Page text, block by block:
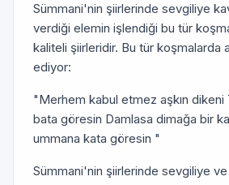
Sümmani'nin şiirlerinde sevgiliye
verdiği elemin işlendiği bu tür
kaliteli şiirleridir. Bu tür koşmalarda
ediyor:
"Merhem kabul etmez aşkın dikeni
bata göresin Damlasa dimağa bir
ummana kata göresin "
Sümmani'nin şiirlerinde sevgiliye